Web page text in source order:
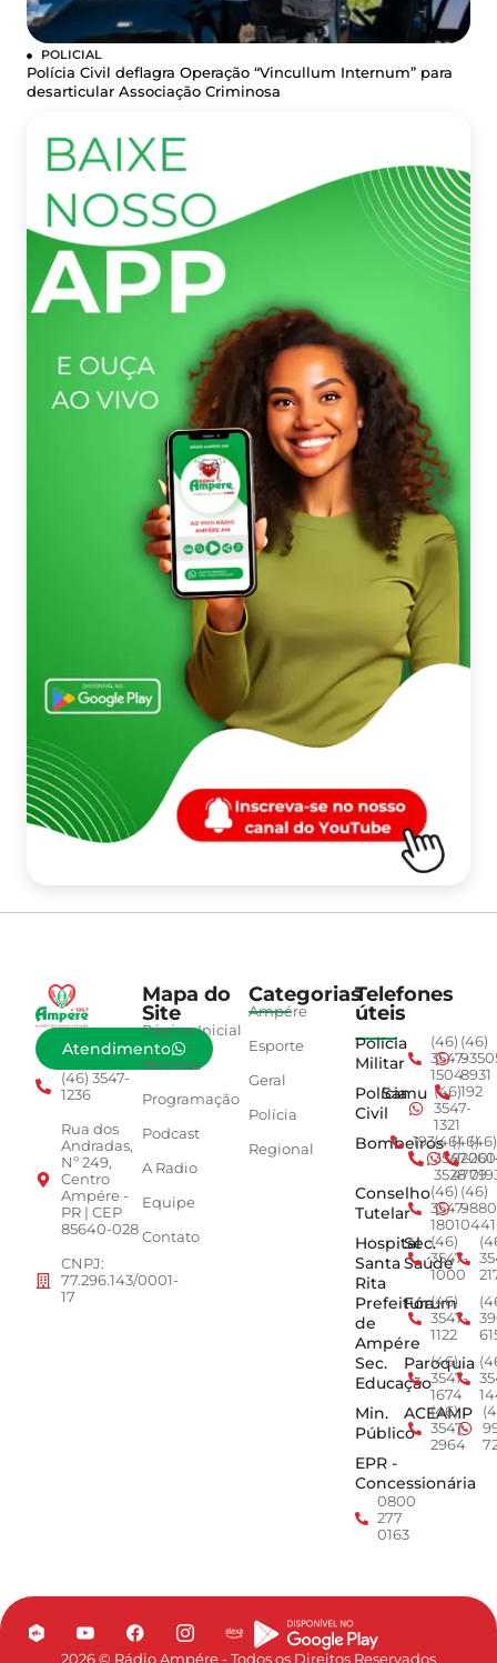
POLICIAL
Polícia Civil deflagra Operação “Vincullum Internum” para
desarticular Associação Criminosa
Atendimento
(46) 3547-
1236
Rua dos
Andradas,
Nº 249,
Centro
Ampére -
PR | CEP
85640-028
CNPJ:
77.296.143/0001-
17
Mapa do
Site
Página Inicial
Notícias
Programação
Podcast
A Radio
Equipe
Contato
Categorias
Ampére
Esporte
Geral
Polícia
Regional
Telefones
úteis
Polícia
Militar
(46)
3547-
1504
(46)
8931
Polícia
Civil
Samu (46)
3547-
1321
192
Bombeiros
193(46)
3547-
3528
(46)
4779
(46)
Conselho
Tutelar
(46)
3547-
1801
(46)
0441
Hospital
Santa
Rita
Sec.
Saúde
(46)
3547-
1000
Prefeitura
de
Ampére
Fórum
(46)
3547-
1122
Sec.
Educação
Paroquia
(46)
3547-
1674
Min.
Público
ACEAMP
(46)
3547-
2964
EPR -
Concessionária
0800
277
0163
2026 © Rádio Ampére - Todos os Direitos Reservados